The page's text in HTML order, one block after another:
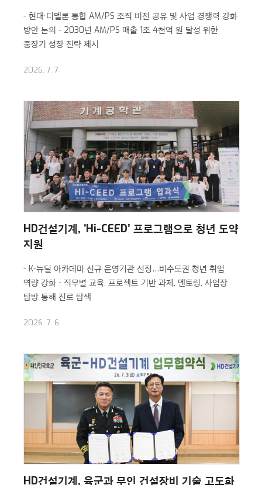
- 현대·디벨론 통합 AM/PS 조직 비전 공유 및 사업 경쟁력 강화
방안 논의 - 2030년 AM/PS 매출 1조 4천억 원 달성 위한
중장기 성장 전략 제시
2026. 7. 7
HD건설기계, ‘Hi-CEED’ 프로그램으로 청년 도약
지원
- K-뉴딜 아카데미 신규 운영기관 선정…비수도권 청년 취업
역량 강화 - 직무별 교육, 프로젝트 기반 과제, 멘토링, 사업장
탐방 통해 진로 탐색
2026. 7. 6
HD건설기계, 육군과 무인 건설장비 기술 고도화